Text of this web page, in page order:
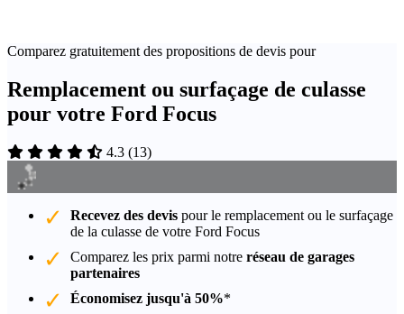
Comparez gratuitement des propositions de devis pour
Remplacement ou surfaçage de culasse
pour votre Ford Focus
4.3 (13)
Recevez des devis pour le remplacement ou le surfaçage
de la culasse de votre Ford Focus
Comparez les prix parmi notre réseau de garages
partenaires
Économisez jusqu'à 50%*